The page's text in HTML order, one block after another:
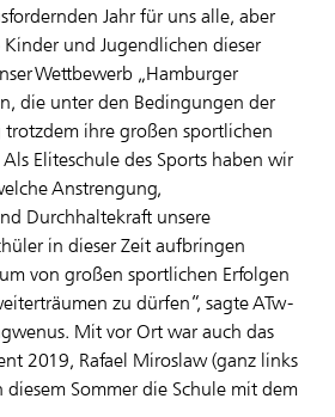
Jahr für uns alle, aber
und Jugendlichen dieser
Wettbewerb „Hamburger
die unter den Bedingungen der
trotzdem ihre großen sportlichen
Eliteschule des Sports haben wir
Anstrengung,
Durchhaltekraft unsere
in dieser Zeit aufbringen
von großen sportlichen Erfolgen
zu dürfen“, sagte ATw-
Mit vor Ort war auch das
2019, Rafael Miroslaw (ganz links
Sommer die Schule mit dem